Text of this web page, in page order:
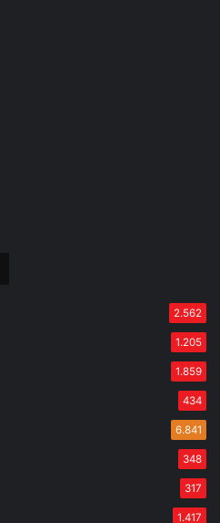
2.562
1.205
1.859
434
6.841
348
317
1.417